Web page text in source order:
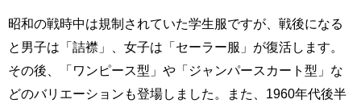
昭和の戦時中は規制されていた学生服ですが、戦後になる
と男子は「詰襟」、女子は「セーラー服」が復活します。
その後、「ワンピース型」や「ジャンパースカート型」な
どのバリエーションも登場しました。また、1960年代後半